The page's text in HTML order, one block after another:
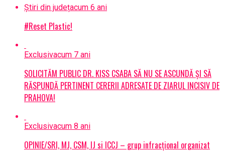
Știri din județacum 6 ani
#Reset Plastic!
Exclusivacum 7 ani
SOLICITĂM PUBLIC DR. KISS CSABA SĂ NU SE ASCUNDĂ ȘI SĂ
RĂSPUNDĂ PERTINENT CERERII ADRESATE DE ZIARUL INCISIV DE
PRAHOVA!
Exclusivacum 8 ani
OPINIE/SRI, MJ, CSM, IJ si ICCJ – grup infracțional organizat